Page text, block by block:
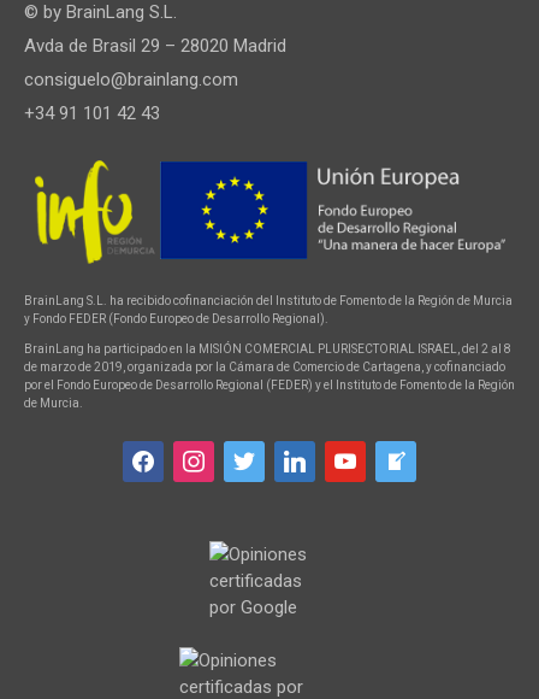
© by BrainLang S.L.
Avda de Brasil 29 – 28020 Madrid
consiguelo@brainlang.com
+34 91 101 42 43
BrainLang S.L. ha recibido cofinanciación del Instituto de Fomento de la Región de Murcia
y Fondo FEDER (Fondo Europeo de Desarrollo Regional).
BrainLang ha participado en la MISIÓN COMERCIAL PLURISECTORIAL ISRAEL, del 2 al 8
de marzo de 2019, organizada por la Cámara de Comercio de Cartagena, y cofinanciado
por el Fondo Europeo de Desarrollo Regional (FEDER) y el Instituto de Fomento de la Región
de Murcia.
facebookinstagram
twitter linkedin youtube welcome-
write-